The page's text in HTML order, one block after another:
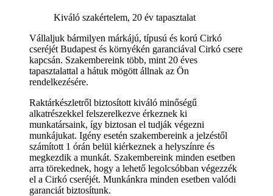
Kiváló szakértelem, 20 év tapasztalat
Vállaljuk bármilyen márkájú, típusú és korú Cirkó
cseréjét Budapest és környékén garanciával Cirkó csere
kapcsán. Szakembereink több, mint 20 éves
tapasztalattal a hátuk mögött állnak az Ön
rendelkezésére.
Raktárkészletről biztosított kiváló minőségű
alkatrészekkel felszerelkezve érkeznek ki
munkatársaink, így biztosan el tudják végezni
munkájukat. Igény esetén szakembereink a jelzéstől
számított 1 órán belül kiérkeznek a helyszínre és
megkezdik a munkát. Szakembereink minden esetben
arra törekednek, hogy a lehető legolcsóbban végezzék
el a Cirkó cseréjét. Munkánkra minden esetben valódi
garanciát biztosítunk.